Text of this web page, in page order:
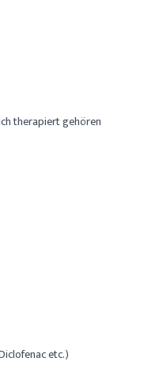
therapiert gehören
etc.)